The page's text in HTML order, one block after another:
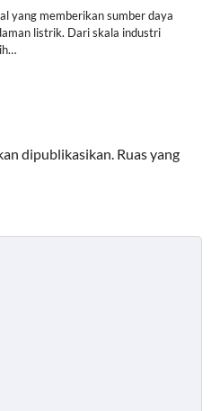
yang memberikan sumber daya
listrik. Dari skala industri
dipublikasikan. Ruas yang